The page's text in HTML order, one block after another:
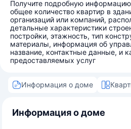
Получите подробную
общее количество квартир в
организаций или компаний,
детальные характеристики
постройки, этажность, тип
материалы, информация об
название, контактные данные, и
предоставляемых услуг
Информация о доме
Информация о доме